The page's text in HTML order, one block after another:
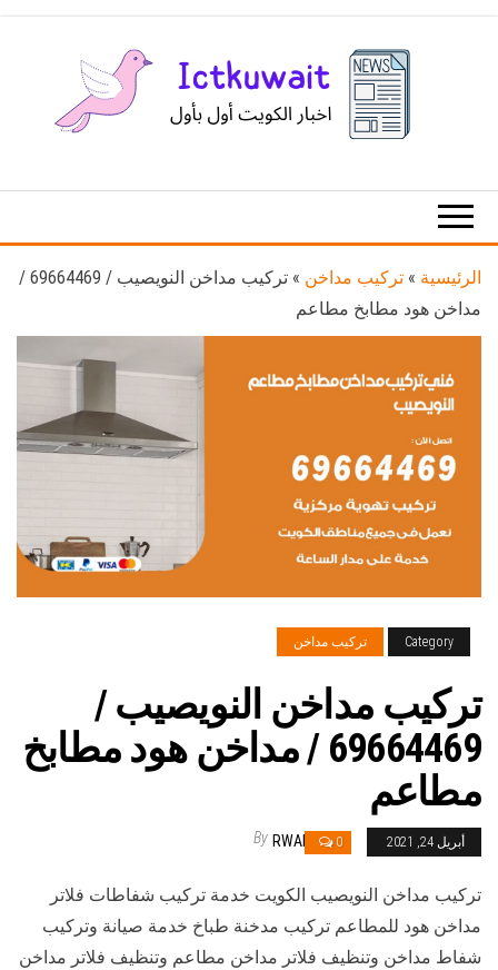
الكويت
الرئيسية » تركيب مداخن »
تركيب مداخن النويصيب / 69664469 /
مداخن هود مطابخ مطاعم
Category تركيب مداخن
تركيب مداخن النويصيب /
69664469 / مداخن هود مطابخ
مطاعم
أبريل 24, 2021 0
By RWAN
تركيب مداخن النويصيب الكويت خدمة تركيب شفاطات فلاتر
مداخن هود للمطاعم تركيب مدخنة طباخ خدمة صيانة وتركيب
شفاط مداخن وتنظيف فلاتر مداخن مطاعم وتنظيف فلاتر مداخن